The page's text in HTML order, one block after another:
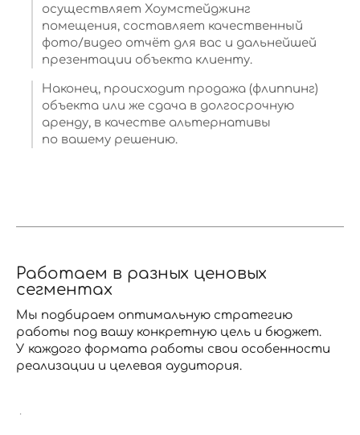
осуществляет Хоумстейджинг
помещения, составляет качественный
фото/видео отчёт для вас и дальнейшей
презентации объекта клиенту.
Наконец, происходит продажа (флиппинг)
объекта или же сдача в долгосрочную
аренду, в качестве альтернативы
по вашему решению.
Работаем в разных ценовых
сегментах
Мы подбираем оптимальную стратегию
работы под вашу конкретную цель и бюджет.
У каждого формата работы свои особенности
реализации и целевая аудитория.